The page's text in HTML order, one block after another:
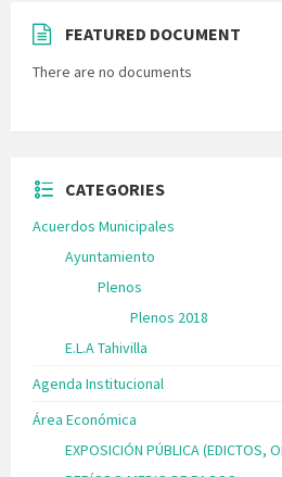
FEATURED DOCUMENT
There are no documents
CATEGORIES
Acuerdos Municipales
Ayuntamiento
Plenos
Plenos 2018
E.L.A Tahivilla
Agenda Institucional
Área Económica
EXPOSICIÓN PÚBLICA (EDICTOS,